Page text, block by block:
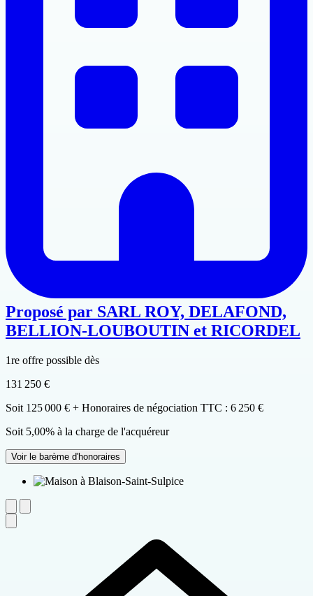
Proposé par SARL ROY, DELAFOND,
BELLION-LOUBOUTIN et RICORDEL
1re offre possible dès
131 250 €
Soit 125 000 € + Honoraires de négociation TTC : 6 250 €
Soit 5,00% à la charge de l'acquéreur
Voir le barème d'honoraires